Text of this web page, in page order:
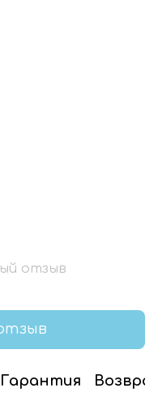
отзыв
Гарантия